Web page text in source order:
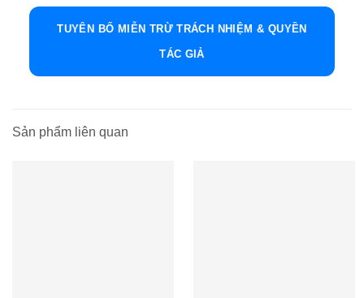
TUYÊN BỐ MIỄN TRỪ TRÁCH NHIỆM & QUYỀN
TÁC GIẢ
Sản phẩm liên quan